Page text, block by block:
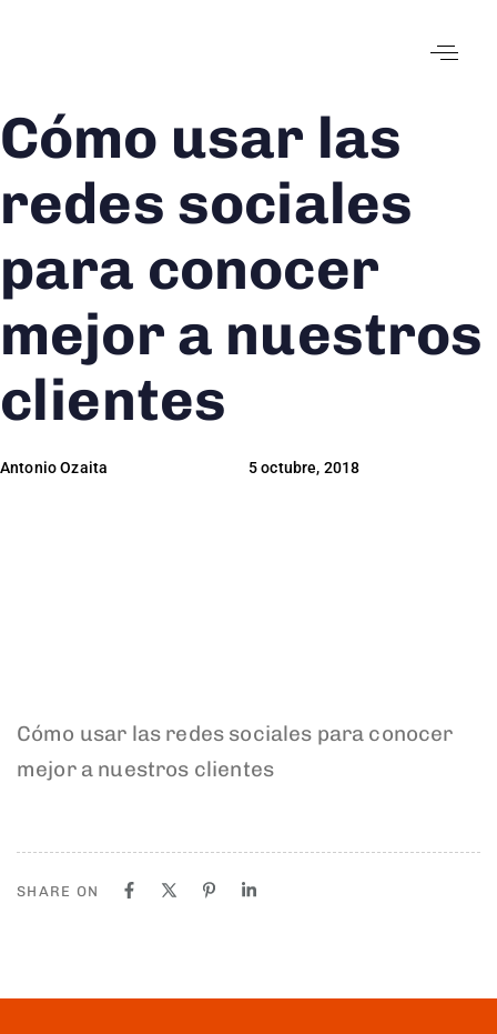
Cómo usar las
redes sociales
para conocer
mejor a nuestros
clientes
Author
Antonio Ozaita
Published
on:
5 octubre, 2018
Published
in:
Cómo usar las redes sociales para conocer
mejor a nuestros clientes
SHARE ON